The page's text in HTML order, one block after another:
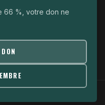
66 %, votre don ne